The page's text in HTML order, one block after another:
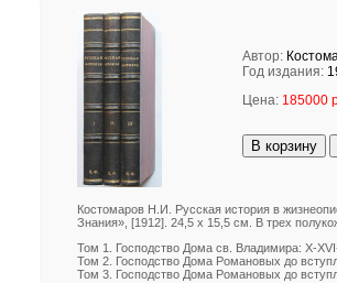
Автор:
Год издания:
Цена: 185000
В корзину
Костомаров Н.И. Русская история в
Знания», [1912]. 24,5 х 15,5 см. В трех
Том 1. Господство Дома св. Владимира: Х-
Том 2. Господство Дома Романовых до
Том 3. Господство Дома Романовых до